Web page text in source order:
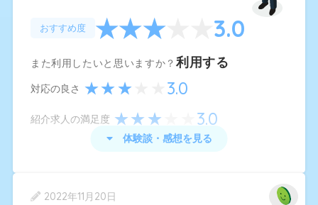
以上あり、アドバイザーさんが応募企業をしっか
り把握されているため合う・合わないを的確なア
ドバイスと共に教えてくださるので安心できまし
日更新された求人がメールで届くので探しやすか
おすすめ度 3.0
また利用したいと思いますか？ 利用する
対応の良さ 3.0
紹介求人の満足度 3.0
体験談・感想を見る
2022年11月20日